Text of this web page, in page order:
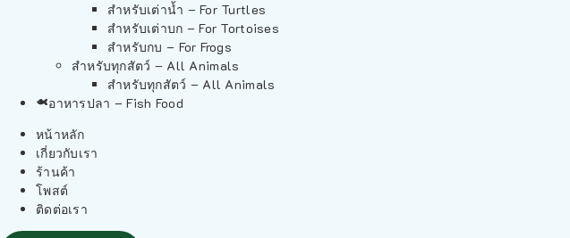
สำหรับเต่าน้ำ – For Turtles
สำหรับเต่าบก – For Tortoises
สำหรับกบ – For Frogs
สำหรับทุกสัตว์ – All Animals
สำหรับทุกสัตว์ – All Animals
อาหารปลา – Fish Food
หน้าหลัก
เกี่ยวกับเรา
ร้านค้า
โพสต์
ติดต่อเรา